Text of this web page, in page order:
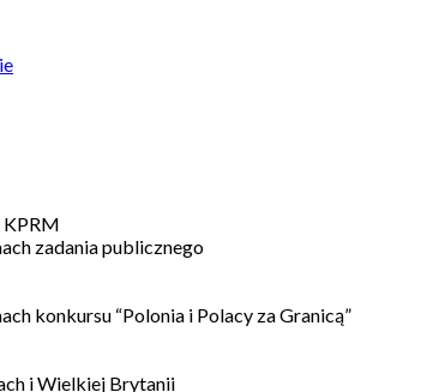
KPRM
zadania publicznego
konkursu “Polonia i Polacy za Granicą”
i Wielkiej Brytanii